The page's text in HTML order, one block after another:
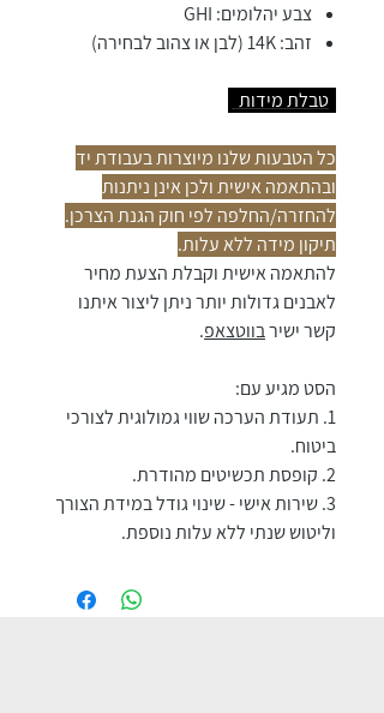
צבע יהלומים: GHI
זהב: 14K (לבן או צהוב לבחירה)
טבלת מידות
כל הטבעות שלנו מיוצרות בעבודת יד
ובהתאמה אישית ולכן אינן ניתנות
להחזרה/החלפה לפי חוק הגנת הצרכן.
תיקון מידה ללא עלות.
להתאמה אישית וקבלת הצעת מחיר
לאבנים גדולות יותר ניתן ליצור איתנו
קשר ישירבווטצאפ.
הסט מגיע עם:
1. תעודת הערכה שווי גמולוגית לצורכי
ביטוח.
2. קופסת תכשיטים מהודרת.
3. שירות אישי - שינוי גודל במידת הצורך
וליטוש שנתי ללא עלות נוספת.